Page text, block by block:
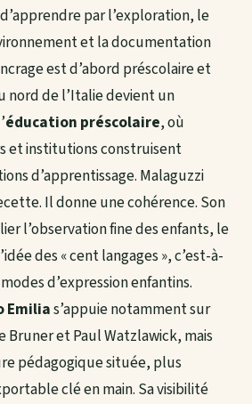
par l’exploration, le
et la documentation
est d’abord préscolaire et
nord de l’Italie devient un
éducation préscolaire, où
et institutions construisent
d’apprentissage. Malaguzzi
Il donne une cohérence. Son
l’observation fine des enfants, le
des « cent langages », c’est-à-
d’expression enfantins.
Emilias’appuie notamment sur
Bruner et Paul Watzlawick, mais
pédagogique située, plus
clé en main. Sa visibilité